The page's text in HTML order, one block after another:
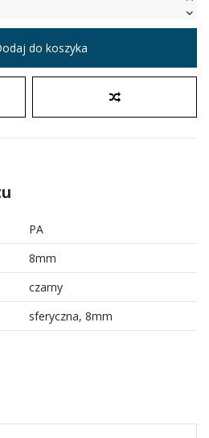
do koszyka
PA
8mm
czarny
sferyczna, 8mm